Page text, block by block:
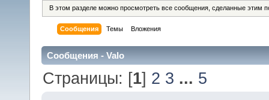
В этом разделе можно просмотреть все сообщения, сделанные этим
Сообщения Темы Вложения
Сообщения - Valo
Страницы: [1] 2 3 ... 5